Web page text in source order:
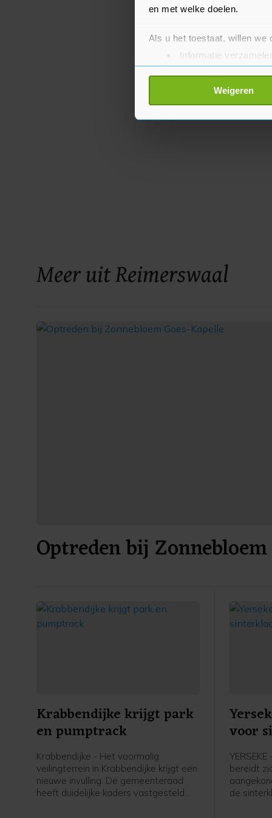
en met welke doelen.
Als u het toestaat, willen we
Informatie
Uw apparaat
Lees meer over hoe uw
toestemming op elk moment
Weigeren
Meer uit Reimerswaal
Optreden bij
Krabbendijke krijgt park
en pumptrack
Krabbendijke - Het voormalig
veilingterrein in Krabbendijke krijgt een
nieuwe invulling. De gemeenteraad
heeft duidelijke kaders vastgesteld
voor
bereidt
de